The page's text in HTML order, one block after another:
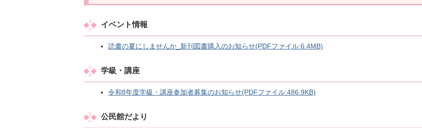
イベント情報
読書の夏にしませんか_新刊図書購入のお知らせ(PDFファイル:6.4MB)
学級・講座
令和8年度学級・講座参加者募集のお知らせ(PDFファイル:486.9KB)
公民館だより